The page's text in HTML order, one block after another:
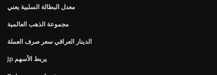
معدل البطالة السلبية يعني
مجموعة الذهب العالمية
الدينار العراقي سعر صرف العملة
Jp يربط الأسهم